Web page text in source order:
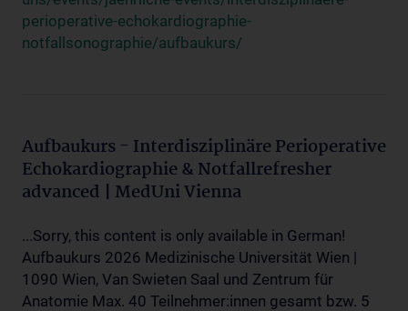
perioperative-echokardiographie-
notfallsonographie/aufbaukurs/
Aufbaukurs - Interdisziplinäre Perioperative
Echokardiographie & Notfallrefresher
advanced | MedUni Vienna
...Sorry, this content is only available in German!
Aufbaukurs 2026 Medizinische Universität Wien |
1090 Wien, Van Swieten Saal und Zentrum für
Anatomie Max. 40 Teilnehmer:innen gesamt bzw. 5